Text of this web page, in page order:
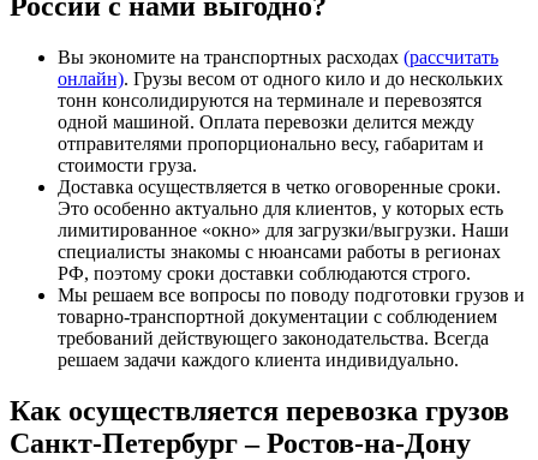
Вы экономите на транспортных расходах (рассчитать
онлайн). Грузы весом от одного кило и до нескольких
тонн консолидируются на терминале и перевозятся
одной машиной. Оплата перевозки делится между
отправителями пропорционально весу, габаритам и
стоимости груза.
Доставка осуществляется в четко оговоренные сроки.
Это особенно актуально для клиентов, у которых есть
лимитированное «окно» для загрузки/выгрузки. Наши
специалисты знакомы с нюансами работы в регионах
РФ, поэтому сроки доставки соблюдаются строго.
Мы решаем все вопросы по поводу подготовки грузов и
товарно-транспортной документации с соблюдением
требований действующего законодательства. Всегда
решаем задачи каждого клиента индивидуально.
Как осуществляется перевозка грузов
Санкт-Петербург – Ростов-на-Дону